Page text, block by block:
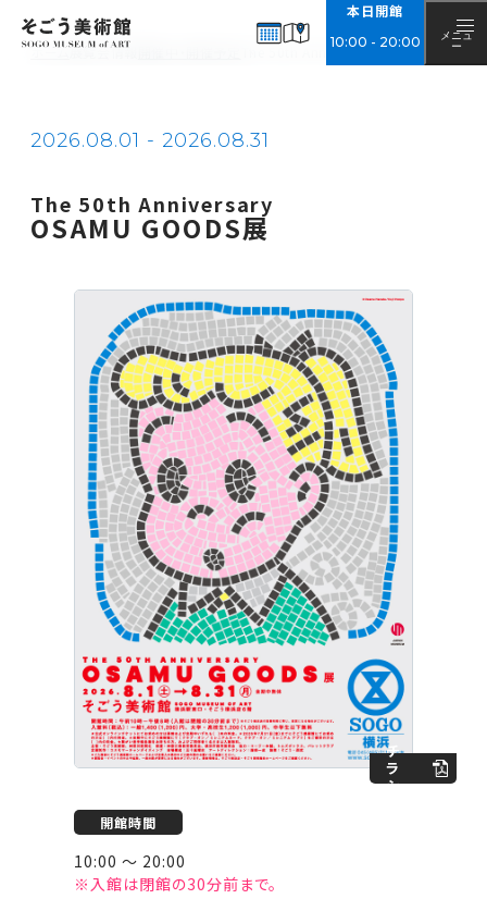
本日開館
10:00 - 20:00
メニュ
ー
EXHIBITIONS
展覧会情報
NEWS
ABOUT
そごう美術館について
チケット購入について
ご来館の際のお願い
ホーム展覧会情報 The 50th Anniversary OSAMU GOODS
The 50th Anniversary
OSAMU GOODS展
2026.08.01 - 2026.08.31
チ
ラ
シ
開館時間
10:00 ～ 20:00
※入館は閉館の30分前まで。